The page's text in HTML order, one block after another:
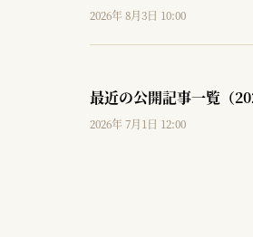
2026年 8月3日 10:00
最近の公開記事一覧（
2026年 7月1日 12:00